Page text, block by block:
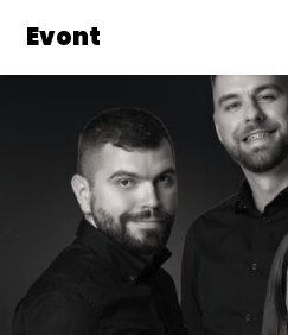
Evont